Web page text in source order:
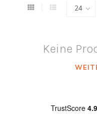
Keine